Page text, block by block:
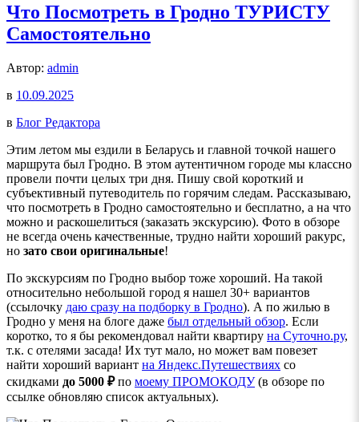
Что Посмотреть в Гродно ТУРИСТУ
Самостоятельно
Автор: admin
в 10.09.2025
в Блог Редактора
Этим летом мы ездили в Беларусь и главной точкой нашего
маршрута был Гродно. В этом аутентичном городе мы классно
провели почти целых три дня. Пишу свой короткий и
субъективный путеводитель по горячим следам. Рассказываю,
что посмотреть в Гродно самостоятельно и бесплатно, а на что
можно и раскошелиться (заказать экскурсию). Фото в обзоре
не всегда очень качественные, трудно найти хороший ракурс,
но зато свои оригинальные!
По экскурсиям по Гродно выбор тоже хороший. На такой
относительно небольшой город я нашел 30+ вариантов
(ссылочку даю сразу на подборку в Гродно). А по жилью в
Гродно у меня на блоге даже был отдельный обзор. Если
коротко, то я бы рекомендовал найти квартиру на Суточно.ру,
т.к. с отелями засада! Их тут мало, но может вам повезет
найти хороший вариант на Яндекс.Путешествиях со
скидками до 5000 ₽по моему ПРОМОКОДУ(в обзоре по
ссылке обновляю список актуальных).